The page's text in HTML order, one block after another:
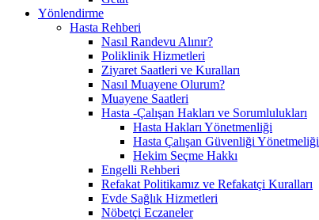
Yönlendirme
Hasta Rehberi
Nasıl Randevu Alınır?
Poliklinik Hizmetleri
Ziyaret Saatleri ve Kuralları
Nasıl Muayene Olurum?
Muayene Saatleri
Hasta -Çalışan Hakları ve Sorumlulukları
Hasta Hakları Yönetmenliği
Hasta Çalışan Güvenliği Yönetmeliği
Hekim Seçme Hakkı
Engelli Rehberi
Refakat Politikamız ve Refakatçi Kuralları
Evde Sağlık Hizmetleri
Nöbetçi Eczaneler